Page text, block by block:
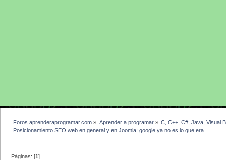
Foros aprenderaprogramar.com » Aprender a programar» C, C++, C#, Java, Visual
Posicionamiento SEO web en general y en Joomla: google ya no es lo que era
Páginas: [1]